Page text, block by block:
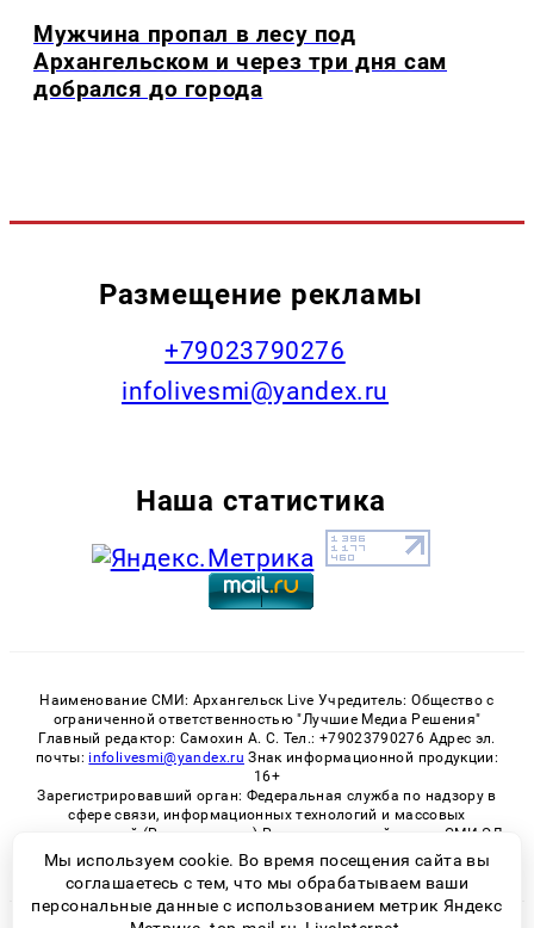
Мужчина пропал в лесу под
Архангельском и через три дня сам
добрался до города
Размещение рекламы
+79023790276
infolivesmi@yandex.ru
Наша статистика
Наименование СМИ: Архангельск Live Учредитель: Общество с
ограниченной ответственностью "Лучшие Медиа Решения"
Главный редактор: Самохин А. С. Тел.: +79023790276 Адрес эл.
почты: infolivesmi@yandex.ru Знак информационной продукции:
16+
Зарегистрировавший орган: Федеральная служба по надзору в
сфере связи, информационных технологий и массовых
коммуникаций (Роскомнадзор) Регистрационный номер СМИ ЭЛ
№ ФС 77 - 82533 от 21.01.2022
Мы используем cookie. Во время посещения сайта вы
соглашаетесь с тем, что мы обрабатываем ваши
персональные данные с использованием метрик Яндекс